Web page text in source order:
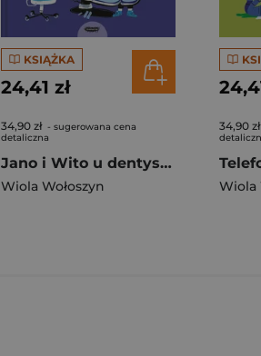
KSIĄŻKA
24,41 zł
34,90 zł - sugerowana cena
detaliczna
Jano i Wito u dentysty. Codzienne sprawy Jano i Wito
Wiola Wołoszyn
34,90 zł
Wiola